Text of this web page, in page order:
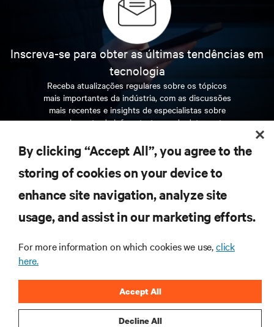
Inscreva-se para obter as últimas tendências em
tecnologia
Receba atualizações regulares sobre os tópicos
mais importantes da indústria, com as discussões
mais recentes e insights de especialistas sobre
gerenciamento de infraestrutura e de data center.
INSCREVA-SE AGORA
RECURSOS
CORPORATIVO
By clicking “Accept All”, you agree to the
storing of cookies on your device to
enhance site navigation, analyze site
usage, and assist in our marketing efforts.
For more information on which cookies we use,click
here.
Decline All
Accept All